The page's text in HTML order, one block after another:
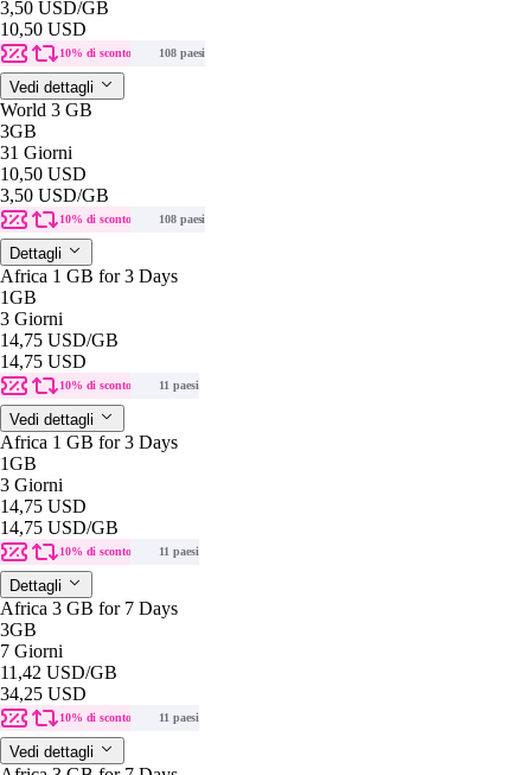
3,50 USD/GB
10,50 USD
10% di sconto 108 paesi
Vedi dettagli
World 3 GB
3GB
31 Giorni
10,50 USD
3,50 USD/GB
10% di sconto 108 paesi
Dettagli
Africa 1 GB for 3 Days
1GB
3 Giorni
14,75 USD/GB
14,75 USD
10% di sconto 11 paesi
Vedi dettagli
Africa 1 GB for 3 Days
1GB
3 Giorni
14,75 USD
14,75 USD/GB
10% di sconto 11 paesi
Dettagli
Africa 3 GB for 7 Days
3GB
7 Giorni
11,42 USD/GB
34,25 USD
10% di sconto 11 paesi
Vedi dettagli